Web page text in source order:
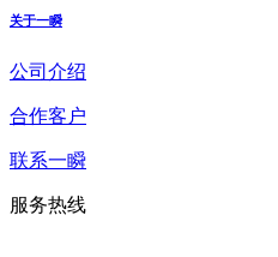
关于一瞬
公司介绍
合作客户
联系一瞬
服务热线